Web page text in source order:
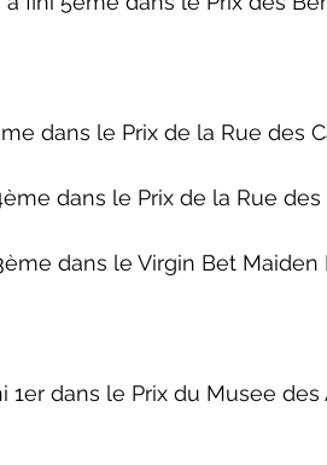
dans le Prix de la Rue des
dans le Prix de la Rue
dans le Virgin Bet Maiden
1er dans le Prix du Musee des